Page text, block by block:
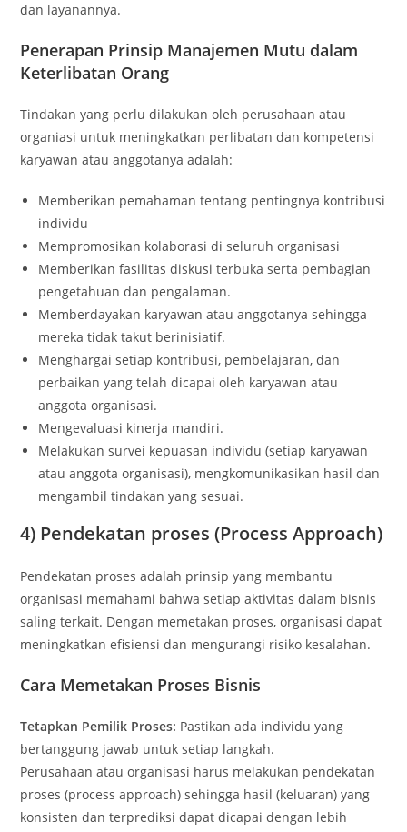
dan layanannya.
Penerapan Prinsip Manajemen Mutu dalam
Keterlibatan Orang
Tindakan yang perlu dilakukan oleh perusahaan atau
organiasi untuk meningkatkan perlibatan dan kompetensi
karyawan atau anggotanya adalah:
Memberikan pemahaman tentang pentingnya kontribusi
individu
Mempromosikan kolaborasi di seluruh organisasi
Memberikan fasilitas diskusi terbuka serta pembagian
pengetahuan dan pengalaman.
Memberdayakan karyawan atau anggotanya sehingga
mereka tidak takut berinisiatif.
Menghargai setiap kontribusi, pembelajaran, dan
perbaikan yang telah dicapai oleh karyawan atau
anggota organisasi.
Mengevaluasi kinerja mandiri.
Melakukan survei kepuasan individu (setiap karyawan
atau anggota organisasi), mengkomunikasikan hasil dan
mengambil tindakan yang sesuai.
4) Pendekatan proses (Process Approach)
Pendekatan proses adalah prinsip yang membantu
organisasi memahami bahwa setiap aktivitas dalam bisnis
saling terkait. Dengan memetakan proses, organisasi dapat
meningkatkan efisiensi dan mengurangi risiko kesalahan.
Cara Memetakan Proses Bisnis
Tetapkan Pemilik Proses: Pastikan ada individu yang
bertanggung jawab untuk setiap langkah.
Perusahaan atau organisasi harus melakukan pendekatan
proses (process approach) sehingga hasil (keluaran) yang
konsisten dan terprediksi dapat dicapai dengan lebih